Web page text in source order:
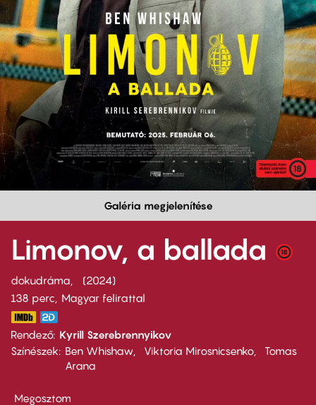
Galéria megjelenítése
Limonov, a ballada
dokudráma
2024
138 perc,
Magyar felirattal
Rendező Kyrill Szerebrennyikov
Színészek
Ben Whishaw Viktoria Mirosnicsenko
Tomas
Arana
Megosztom